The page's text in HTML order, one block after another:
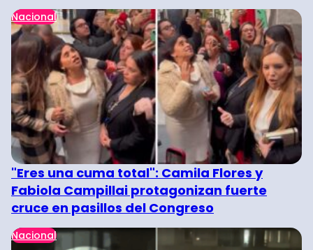
Nacional
"Eres una cuma total": Camila Flores y
Fabiola Campillai protagonizan fuerte
cruce en pasillos del Congreso
Nacional